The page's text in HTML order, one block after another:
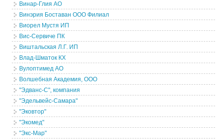
Винар-Глия АО
Винэрия Боставан ООО Филиал
Виорел Мустя ИП
Вис-Сервиче ПК
Виштальская Л.Г. ИП
Влад-Шматок КХ
Вулоптимед АО
Волшебная Академия, ООО
"Эдванс-С", компания
"Эдельвейс-Самара"
"Эковтор"
"Экомед"
"Экс-Мар"